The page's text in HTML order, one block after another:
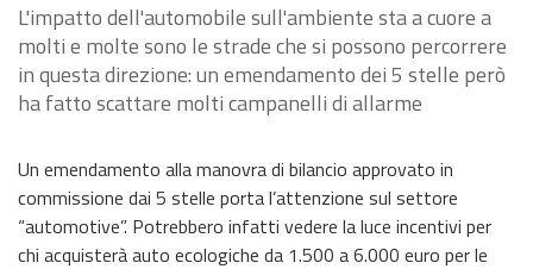
L'impatto dell'automobile sull'ambiente sta a cuore a
molti e molte sono le strade che si possono percorrere
in questa direzione: un emendamento dei 5 stelle però
ha fatto scattare molti campanelli di allarme
Un emendamento alla manovra di bilancio approvato in
commissione dai 5 stelle porta l’attenzione sul settore
“automotive”. Potrebbero infatti vedere la luce incentivi per
chi acquisterà auto ecologiche da 1.500 a 6.000 euro per le